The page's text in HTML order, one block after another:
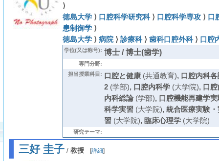
⟩
徳島大学⟩ 口腔科学研究科⟩ 口腔科学専攻⟩ 口
患制御学⟩
徳島大学⟩ 病院⟩ 診療科⟩ 歯科口腔外科⟩ 口腔
学位(又は称号): 博士 / 博士(歯学)
専門分野:
担当授業科目: 口腔と健康(共通教育), 口腔内科各
2(学部), 口腔内科学(大学院), 口
内科総論(学部), 口腔機能再建学
科学実習 (大学院), 統合医療実験・
習 (大学院), 臨床心理学(大学院)
研究テーマ:
三好 圭子/ 教授 [詳細]